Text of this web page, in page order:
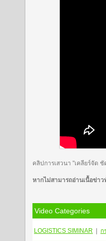
คลิปการเสวนา "เคลียร์จัด
หากไม่สามารถอ่านเนื้อข่า
Video Categories
LOGISTICS SIMINAR ก